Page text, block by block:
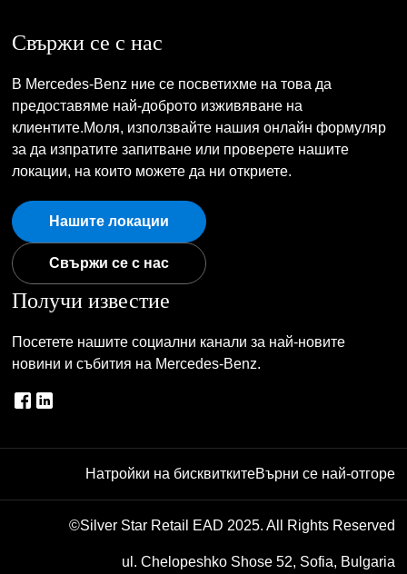
Свържи се с нас
В Mercedes-Benz ние се посветихме на това да
предоставяме най-доброто изживяване на
клиентите.Моля, използвайте нашия онлайн формуляр
за да изпратите запитване или проверете нашите
локации, на които можете да ни откриете.
Нашите локации
Свържи се с нас
Получи известие
Посетете нашите социални канали за най-новите
новини и събития на Mercedes-Benz.
Натройки на бисквиткитеВърни се най-отгоре
©Silver Star Retail EAD 2025. All Rights Reserved
ul. Chelopeshko Shose 52, Sofia, Bulgaria